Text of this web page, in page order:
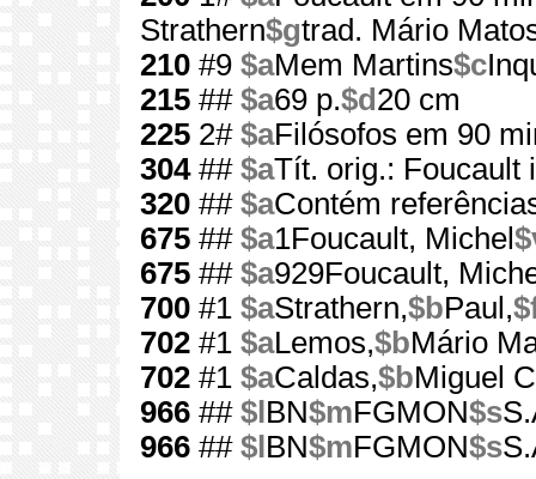
Strathern$gtrad. Mário
210 #9 $aMem Martins$c
215 ## $a69 p.$d 20 cm
225 2# $aFilósofos em 90
304## $aTít. orig.: Foucault
320 ## $aContém
675 ## $a1Foucault, Michel
675 ## $a929Foucault,
700 #1 $aStrathern,$bPaul,
702 #1 $aLemos,$bMário
702 #1 $aCaldas,$bMiguel
966 ## $l BN$mFGMON$s
966 ## $l BN$mFGMON$s